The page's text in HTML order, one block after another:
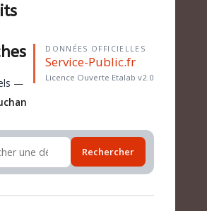
—
DONNÉES OFFICIELLES
Service-Public.fr
Licence Ouverte Etalab v2.0
Rechercher